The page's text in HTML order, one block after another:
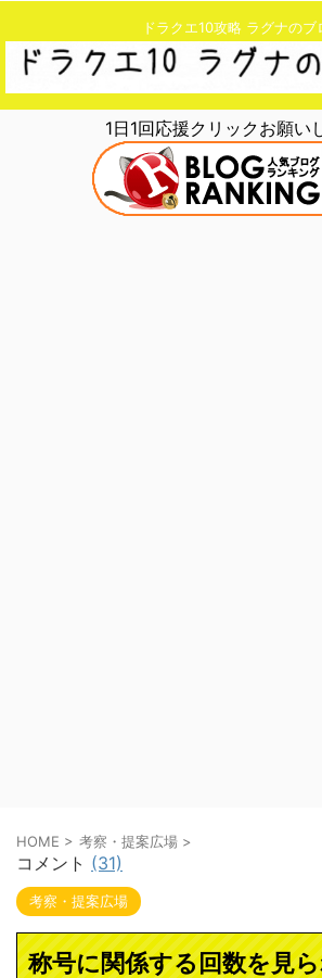
ドラクエ10攻略 ラグナのブ
1日1回応援クリックお願い
HOME > 考察・提案広場 >
コメント (31)
考察・提案広場
称号に関係する回数を見